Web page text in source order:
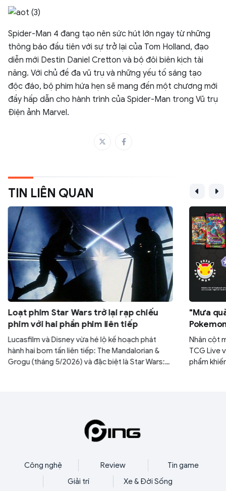
Spider-Man 4 đang tạo nên sức hút lớn ngay từ những
thông báo đầu tiên với sự trở lại của Tom Holland, đạo
diễn mới Destin Daniel Cretton và bộ đôi biên kịch tài
năng. Với chủ đề đa vũ trụ và những yếu tố sáng tạo
độc đáo, bộ phim hứa hẹn sẽ mang đến một chương mới
đầy hấp dẫn cho hành trình của Spider-Man trong Vũ trụ
Điện ảnh Marvel.
TIN LIÊN QUAN
Loạt phim Star Wars trở lại rạp chiếu
phim với hai phần phim liên tiếp
Lucasfilm và Disney vừa hé lộ kế hoạch phát
hành hai bom tấn liên tiếp: The Mandalorian &
Grogu (tháng 5/2026) và đặc biệt là Star Wars:
"Mưa
30 gói
Nhân cột
TCG Live
phẩm
Công nghệ Review
Tin game
Giải trí
Xe & Đời Sống